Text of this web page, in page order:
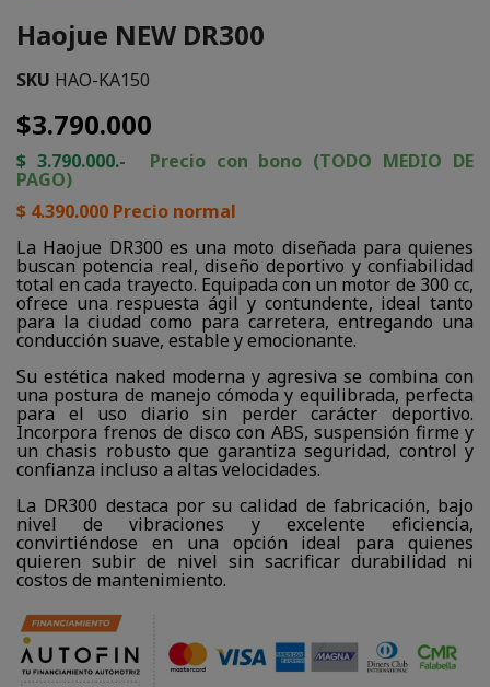
Haojue NEW DR300
SKU HAO-KA150
$3.790.000
$ 3.790.000.- Precio con bono (TODO MEDIO DE
PAGO)
$ 4.390.000 Precio normal
La Haojue DR300 es una moto diseñada para quienes
buscan potencia real, diseño deportivo y confiabilidad
total en cada trayecto. Equipada con un motor de 300 cc,
ofrece una respuesta ágil y contundente, ideal tanto
para la ciudad como para carretera, entregando una
conducción suave, estable y emocionante.
Su estética naked moderna y agresiva se combina con
una postura de manejo cómoda y equilibrada, perfecta
para el uso diario sin perder carácter deportivo.
Incorpora frenos de disco con ABS, suspensión firme y
un chasis robusto que garantiza seguridad, control y
confianza incluso a altas velocidades.
La DR300 destaca por su calidad de fabricación, bajo
nivel de vibraciones y excelente eficiencia,
convirtiéndose en una opción ideal para quienes
quieren subir de nivel sin sacrificar durabilidad ni
costos de mantenimiento.